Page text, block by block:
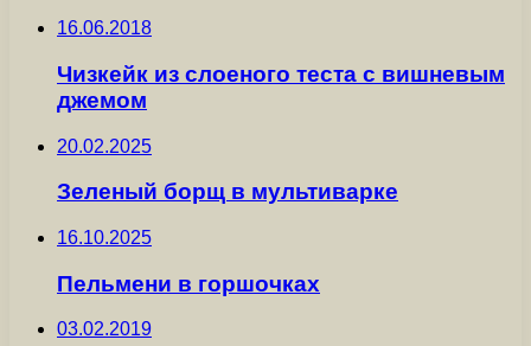
16.06.2018
Чизкейк из слоеного теста с вишневым
джемом
20.02.2025
Зеленый борщ в мультиварке
16.10.2025
Пельмени в горшочках
03.02.2019